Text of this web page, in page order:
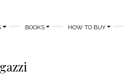
BOOKS HOW TO BUY